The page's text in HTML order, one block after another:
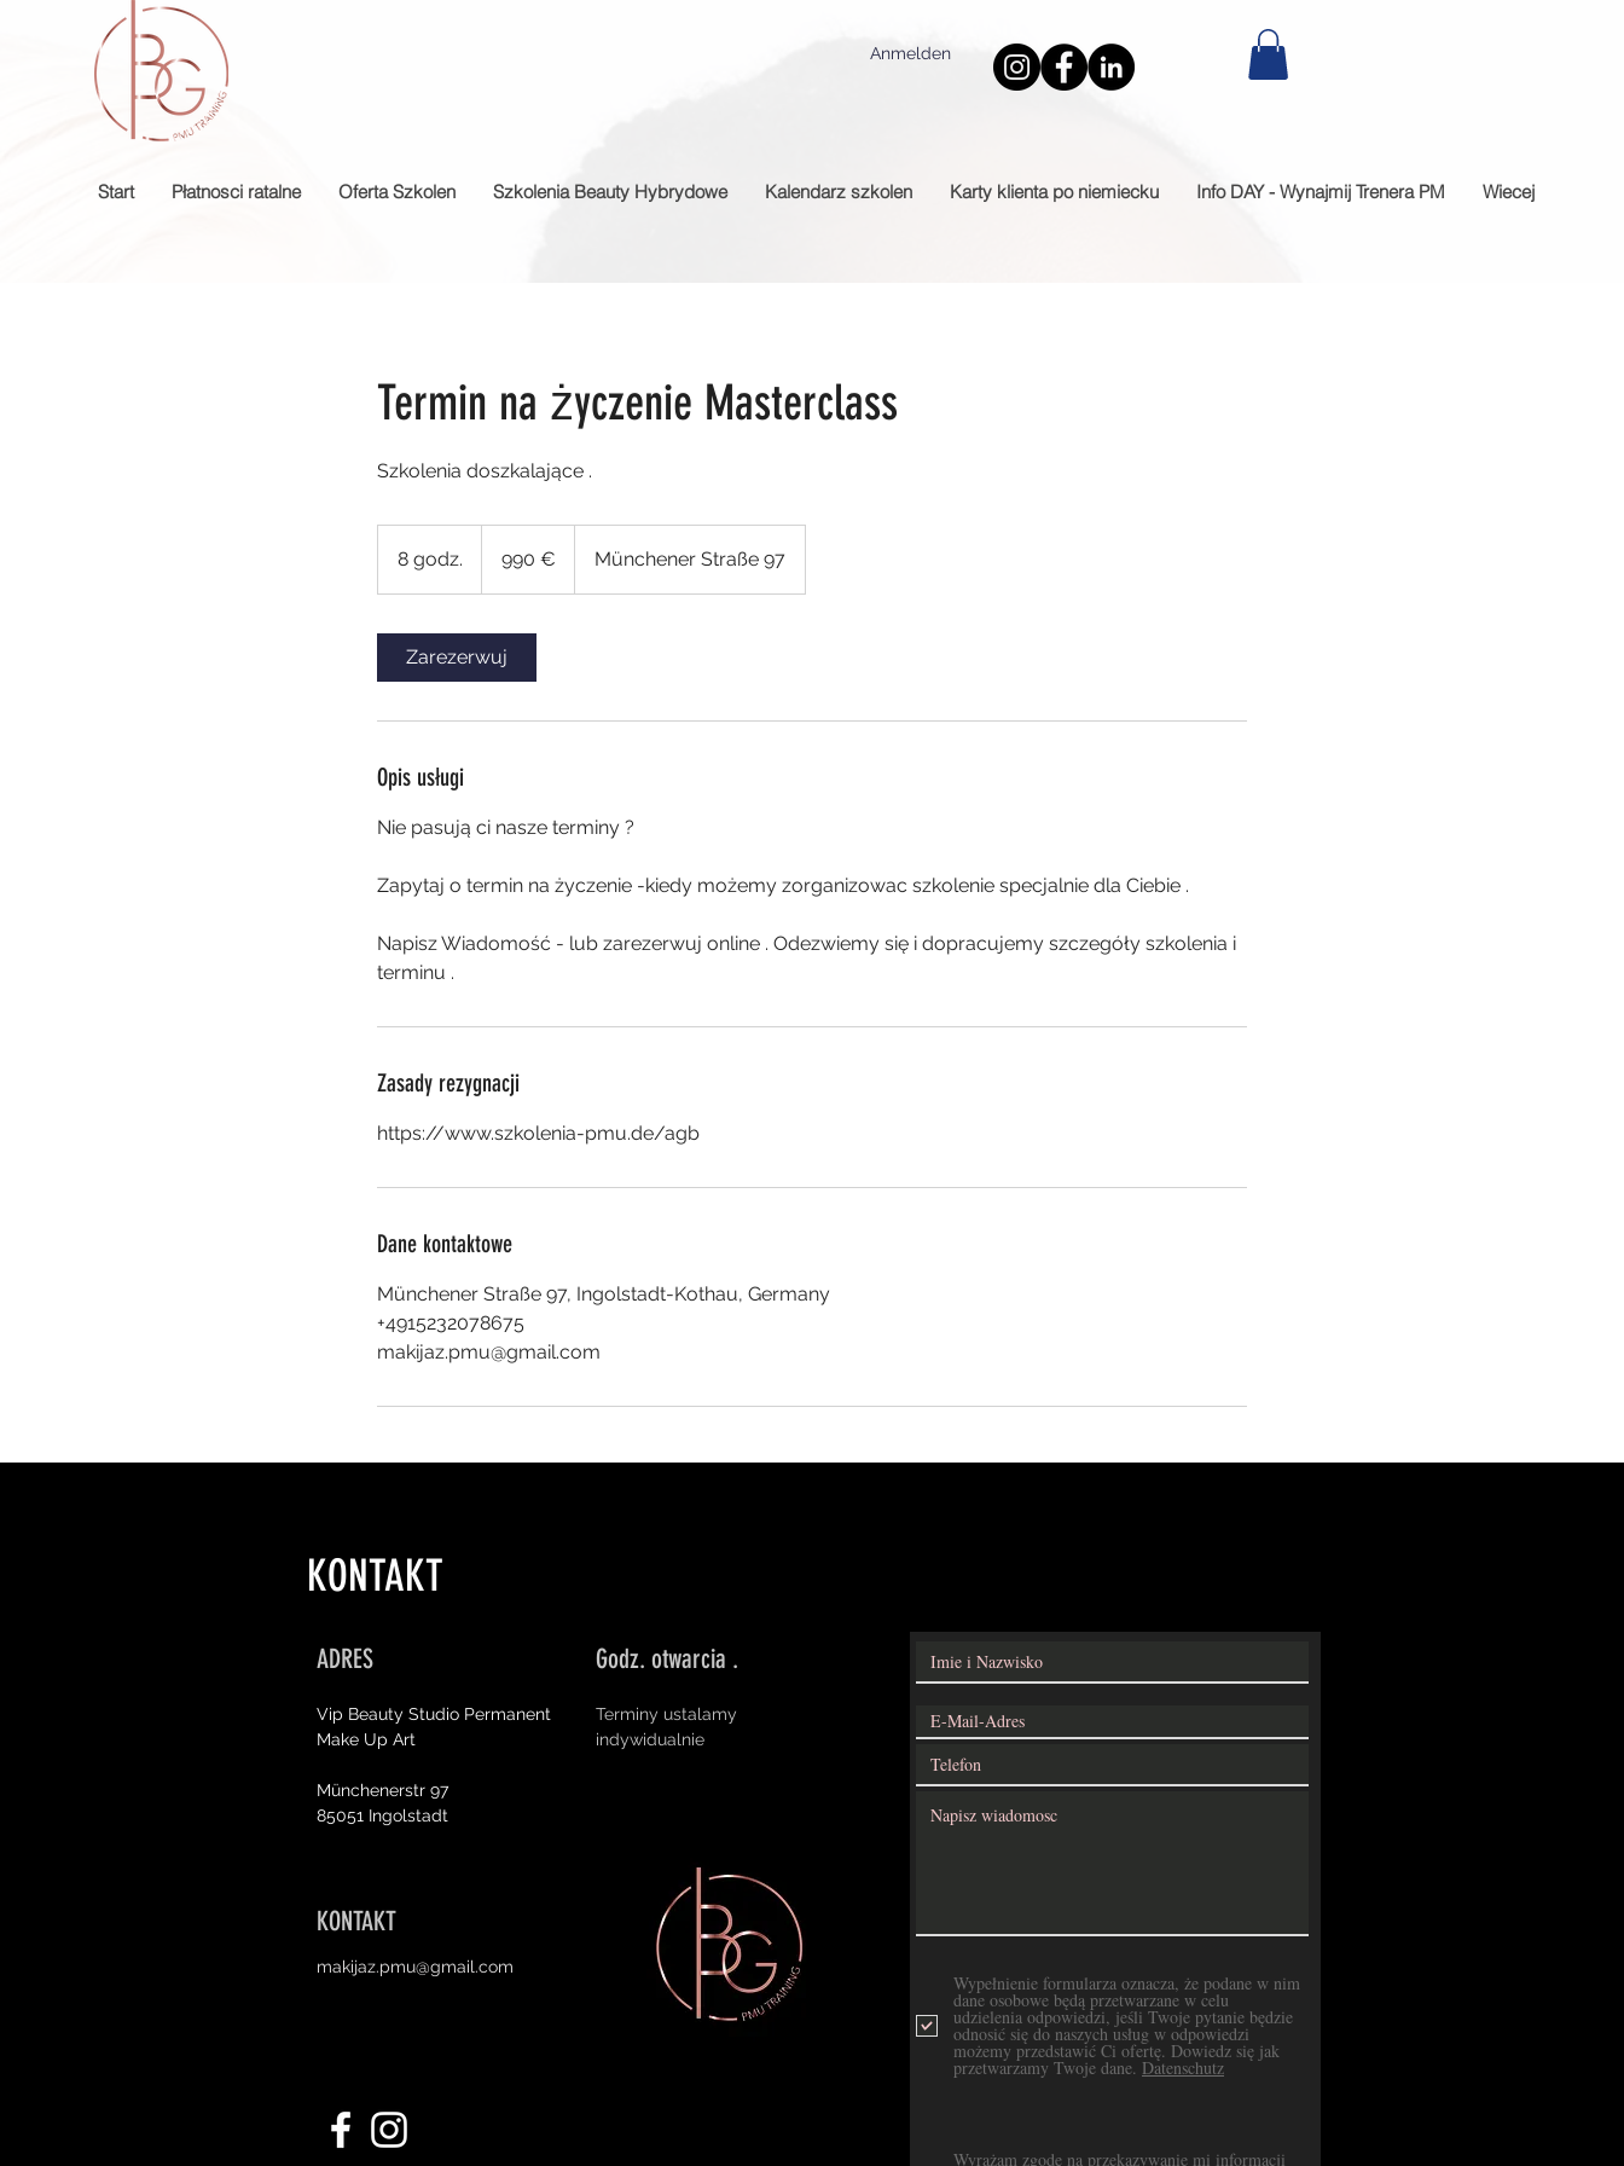
Anmelden
Start Płatnosci ratalne Oferta Szkolen Szkolenia Beauty Hybrydowe Kalendarz szkolen Karty klienta po niemiecku Info DAY - Wynajmij Trenera PM Wiecej
Termin na życzenie Masterclass
Szkolenia doszkalające .
8 godz.
g
990 € Münchener Straße 97
Zarezerwuj
Opis usługi
Nie pasują ci nasze terminy ?
Zapytaj o termin na życzenie -kiedy możemy zorganizowac szkolenie specjalnie dla Ciebie .
Napisz Wiadomość - lub zarezerwuj online . Odezwiemy się i dopracujemy szczegóły szkolenia i
terminu .
Zasady rezygnacji
Dane kontaktowe
Münchener Straße 97, Ingolstadt-Kothau, Germany
+4915232078675
makijaz.pmu@gmail.com
KONTAKT
ADRES
Vip Beauty Studio Permanent
Make Up Art
Münchenerstr 97
85051 Ingolstadt
Godz. otwarcia .
Terminy ustalamy
indywidualnie
KONTAKT
makijaz.pmu@gmail.com
Wypełnienie formularza oznacza, że podane w nim
dane osobowe będą przetwarzane w celu
udzielenia odpowiedzi, jeśli Twoje pytanie będzie
odnosić się do naszych usług w odpowiedzi
możemy przedstawić Ci ofertę. Dowiedz się jak
przetwarzamy Twoje dane. Datenschutz
Wyrażam zgodę na przekazywanie mi informacji